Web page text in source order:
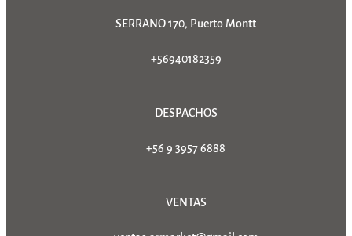
SERRANO 170, Puerto Montt
+56940182359
DESPACHOS
+56 9 3957 6888
VENTAS